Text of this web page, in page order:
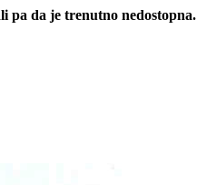
pa da je trenutno nedostopna.